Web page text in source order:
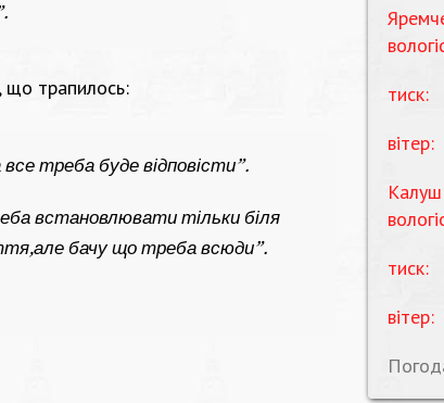
що трапилось:
треба буде відповісти”.
встановлювати тільки біля
бачу що треба всюди”.
тиск:
вітер:
Калуш
тиск:
вітер: